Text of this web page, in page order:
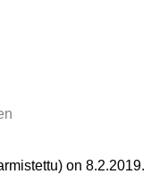
on 8.2.2019.